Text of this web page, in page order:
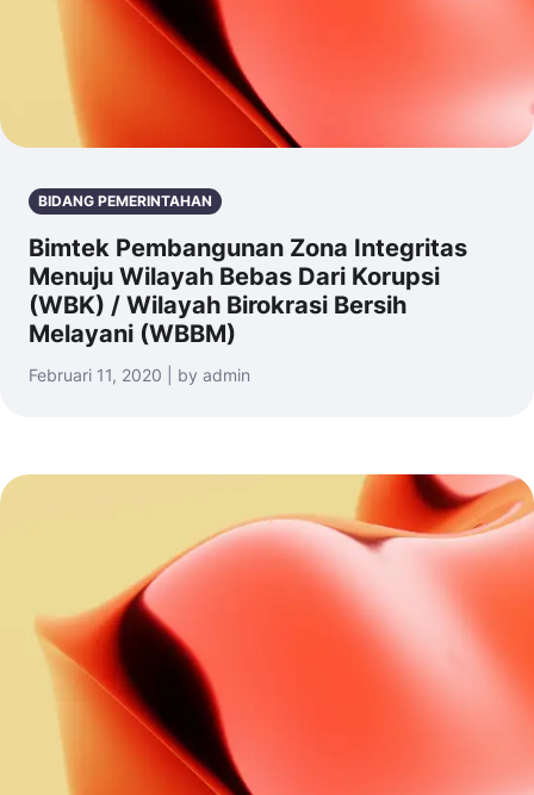
BIDANG PEMERINTAHAN
Bimtek Pembangunan Zona Integritas
Menuju Wilayah Bebas Dari Korupsi
(WBK) / Wilayah Birokrasi Bersih
Melayani (WBBM)
Februari 11, 2020 | by admin